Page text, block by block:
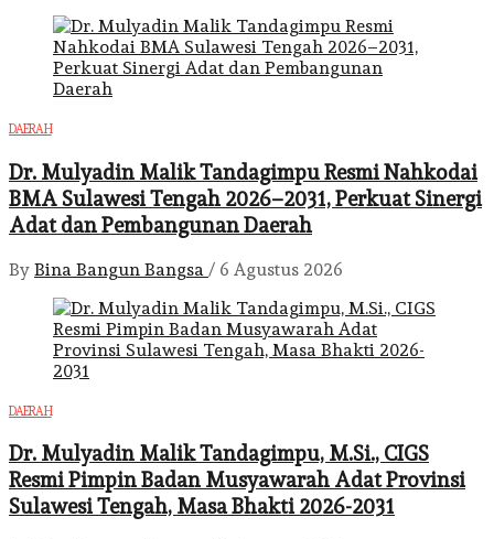
DAERAH
Dr. Mulyadin Malik Tandagimpu Resmi Nahkodai
BMA Sulawesi Tengah 2026–2031, Perkuat Sinergi
Adat dan Pembangunan Daerah
By Bina Bangun Bangsa / 6 Agustus 2026
DAERAH
Dr. Mulyadin Malik Tandagimpu, M.Si., CIGS
Resmi Pimpin Badan Musyawarah Adat Provinsi
Sulawesi Tengah, Masa Bhakti 2026-2031